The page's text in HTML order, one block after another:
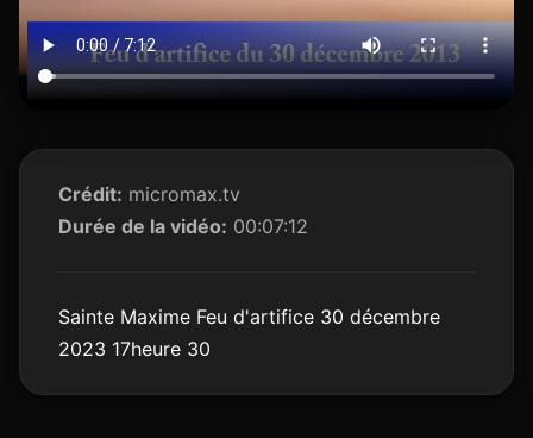
Crédit: micromax.tv
Durée de la vidéo: 00:07:12
Sainte Maxime Feu d'artifice 30 décembre
2023 17heure 30